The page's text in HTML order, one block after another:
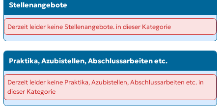
Stellenangebote
Derzeit leider keine Stellenangebote. in dieser Kategorie
Praktika, Azubistellen, Abschlussarbeiten etc.
Derzeit leider keine Praktika, Azubistellen, Abschlussarbeiten etc. in
dieser Kategorie